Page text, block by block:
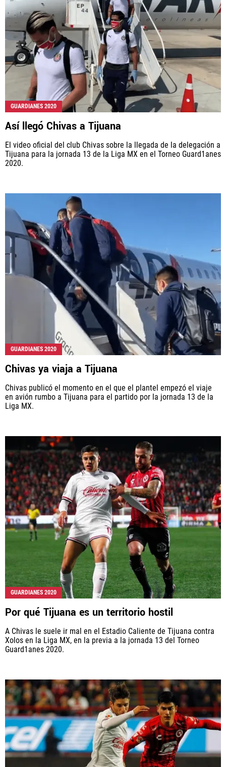
GUARDIANES 2020
Así llegó Chivas a Tijuana
El video oficial del club Chivas sobre la llegada de la delegación a
Tijuana para la jornada 13 de la Liga MX en el Torneo Guard1anes
2020.
GUARDIANES 2020
Chivas ya viaja a Tijuana
Chivas publicó el momento en el que el plantel empezó el viaje
en avión rumbo a Tijuana para el partido por la jornada 13 de la
Liga MX.
GUARDIANES 2020
Por qué Tijuana es un territorio hostil
A Chivas le suele ir mal en el Estadio Caliente de Tijuana contra
Xolos en la Liga MX, en la previa a la jornada 13 del Torneo
Guard1anes 2020.